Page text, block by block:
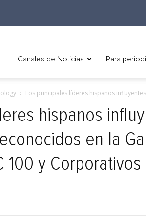
Canales de Noticias Para
Los principales líderes hispanos
hispanos
en la
100 y Corporativos